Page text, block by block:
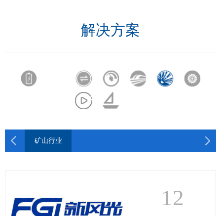
解决方案
矿山行业
12